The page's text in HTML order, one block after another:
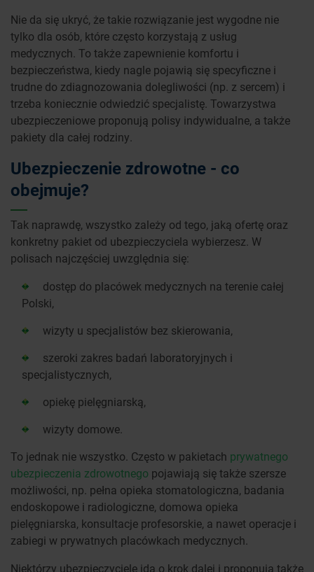
Nie da się ukryć, że takie rozwiązanie jest wygodne nie
tylko dla osób, które często korzystają z usług
medycznych. To także zapewnienie komfortu i
bezpieczeństwa, kiedy nagle pojawią się specyficzne i
trudne do zdiagnozowania dolegliwości (np. z sercem) i
trzeba koniecznie odwiedzić specjalistę. Towarzystwa
ubezpieczeniowe proponują polisy indywidualne, a także
pakiety dla całej rodziny.
Ubezpieczenie zdrowotne - co
obejmuje?
Tak naprawdę, wszystko zależy od tego, jaką ofertę oraz
konkretny pakiet od ubezpieczyciela wybierzesz. W
polisach najczęściej uwzględnia się:
dostęp do placówek medycznych na terenie całej
Polski,
wizyty u specjalistów bez skierowania,
szeroki zakres badań laboratoryjnych i
specjalistycznych,
opiekę pielęgniarską,
wizyty domowe.
To jednak nie wszystko. Często w pakietach prywatnego
ubezpieczenia zdrowotnego pojawiają się także szersze
możliwości, np. pełna opieka stomatologiczna, badania
endoskopowe i radiologiczne, domowa opieka
pielęgniarska, konsultacje profesorskie, a nawet operacje i
zabiegi w prywatnych placówkach medycznych.
Niektórzy ubezpieczyciele idą o krok dalej i proponują także